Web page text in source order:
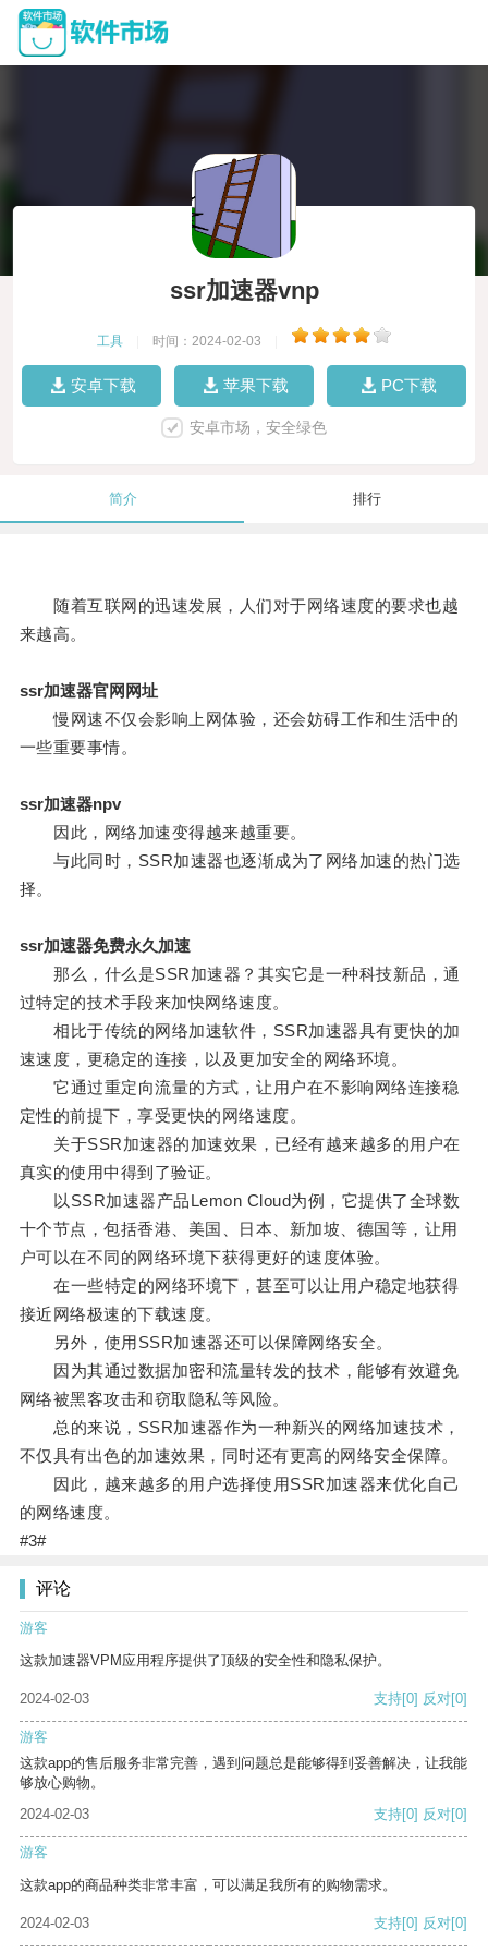
ssr加速器vnp
工具 时间：2024-02-03
安卓下载 苹果下载 PC下载
安卓市场，安全绿色
简介 排行
随着互联网的迅速发展，人们对于网络速度的要求也越
来越高。
ssr加速器官网网址
慢网速不仅会影响上网体验，还会妨碍工作和生活中的
一些重要事情。
ssr加速器npv
因此，网络加速变得越来越重要。
与此同时，SSR加速器也逐渐成为了网络加速的热门选
择。
ssr加速器免费永久加速
那么，什么是SSR加速器？其实它是一种科技新品，通
过特定的技术手段来加快网络速度。
相比于传统的网络加速软件，SSR加速器具有更快的加
速速度，更稳定的连接，以及更加安全的网络环境。
它通过重定向流量的方式，让用户在不影响网络连接稳
定性的前提下，享受更快的网络速度。
关于SSR加速器的加速效果，已经有越来越多的用户在
真实的使用中得到了验证。
以SSR加速器产品Lemon Cloud为例，它提供了全球数
十个节点，包括香港、美国、日本、新加坡、德国等，让用
户可以在不同的网络环境下获得更好的速度体验。
在一些特定的网络环境下，甚至可以让用户稳定地获得
接近网络极速的下载速度。
另外，使用SSR加速器还可以保障网络安全。
因为其通过数据加密和流量转发的技术，能够有效避免
网络被黑客攻击和窃取隐私等风险。
总的来说，SSR加速器作为一种新兴的网络加速技术，
不仅具有出色的加速效果，同时还有更高的网络安全保障。
因此，越来越多的用户选择使用SSR加速器来优化自己
的网络速度。
#3#
评论
游客
这款加速器VPM应用程序提供了顶级的安全性和隐私保护。
2024-02-03 支持[0] 反对[0]
游客
这款app的售后服务非常完善，遇到问题总是能够得到妥善解决，让我能
够放心购物。
2024-02-03
支持[0] 反对[0]
游客
这款app的商品种类非常丰富，可以满足我所有的购物需求。
2024-02-03 支持[0] 反对[0]